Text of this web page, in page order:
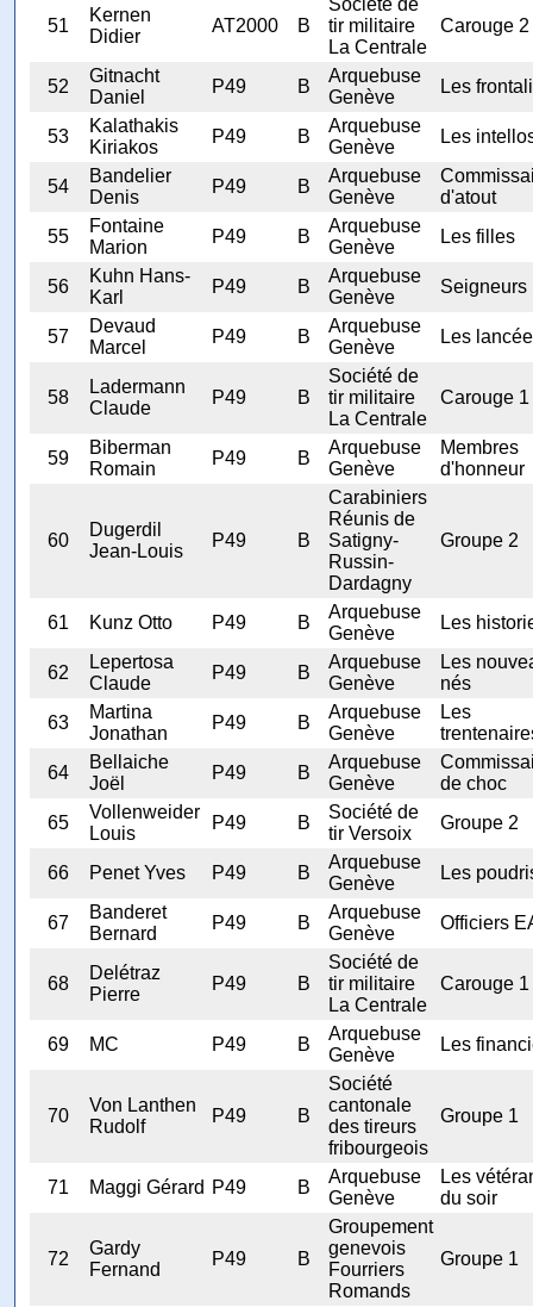
51
Kernen
Didier
AT2000 B
tir militaire
La Centrale
Carouge 2
52
Gitnacht
Daniel
P49 B
Arquebuse
Genève
Les
53
Kalathakis
Kiriakos
P49 B
Arquebuse
Genève
Les
54
Bandelier
Denis
P49 B
Arquebuse
Genève
d'atout
55
Fontaine
Marion
P49 B
Arquebuse
Genève
Les filles
56
Kuhn Hans-
Karl
P49 B
Arquebuse
Genève
Seigneurs
57
Devaud
Marcel
P49 B
Arquebuse
Genève
Les
58
Ladermann
Claude
P49 B
Société de
tir militaire
La Centrale
Carouge 1
59
Biberman
Romain
P49 B
Arquebuse
Genève
Membres
d'honneur
60
Dugerdil
Jean-Louis
P49 B
Carabiniers
Réunis de
Satigny-
Russin-
Dardagny
Groupe 2
61 Kunz Otto P49 B
Arquebuse
Genève
Les
62
Lepertosa
Claude
P49 B
Arquebuse
Genève
Les
nés
63
Martina
Jonathan
P49 B
Arquebuse
Genève
Les
64
Bellaiche
Joël
P49 B
Arquebuse
Genève
de choc
65
Vollenweider
Louis
P49 B
Société de
tir Versoix
Groupe 2
66 Penet Yves P49 B
Arquebuse
Genève
Les
67
Banderet
Bernard
P49 B
Arquebuse
Genève
Officiers
68
Delétraz
Pierre
P49 B
Société de
tir militaire
La Centrale
Carouge 1
69 MC P49 B
Arquebuse
Genève
Les
70
Von Lanthen
Rudolf
P49 B
Société
cantonale
des tireurs
fribourgeois
Groupe 1
71 Maggi Gérard P49 B
Arquebuse
Genève
Les
du soir
72
Gardy
Fernand
P49 B
Groupement
genevois
Fourriers
Romands
Groupe 1